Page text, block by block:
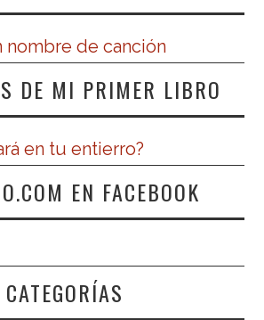
DE MI PRIMER LIBRO
EN FACEBOOK
CATEGORÍAS